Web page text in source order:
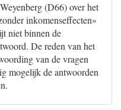
(D66) over het
inkomenseffecten»
niet binnen de
De reden van het
van de vragen
mogelijk de antwoorden